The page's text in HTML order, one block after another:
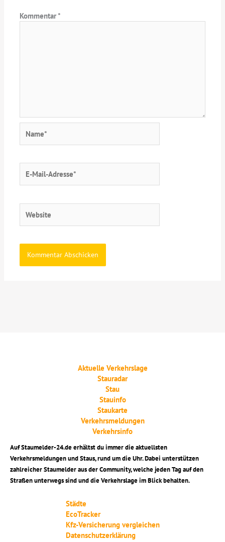
Kommentar*
Mail-
Aktuelle Verkehrslage
Stauradar
Stau
Stauinfo
Staukarte
Verkehrsmeldungen
Verkehrsinfo
Auf Staumelder-24.de erhältst du immer die aktuellsten
Verkehrsmeldungen und Staus, rund um die Uhr. Dabei unterstützen
zahlreicher Staumelder aus der Community, welche jeden Tag auf den
Straßen unterwegs sind und die Verkehrslage im Blick behalten.
Städte
EcoTracker
Kfz-Versicherung vergleichen
Datenschutzerklärung